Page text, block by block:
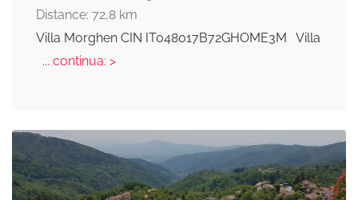
Distance: 72,8 km
Villa Morghen CIN IT048017B72GHOME3M Villa
... continua: >